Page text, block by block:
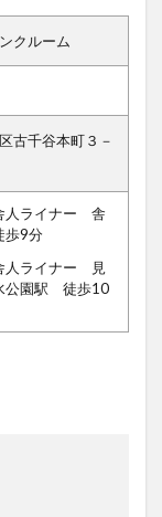
クルーム
古千谷本町３－
人ライナー 舎
9分
人ライナー 見
公園駅 徒歩10